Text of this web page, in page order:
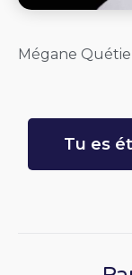
Mégane
Tu es